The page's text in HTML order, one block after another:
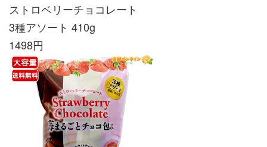
ストロベリーチョコレート
3種アソート 410g
1498円